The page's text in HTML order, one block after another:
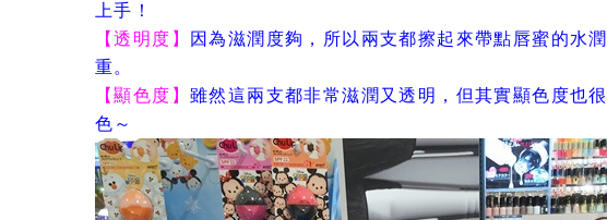
上手！
【透明度】
因為滋潤度夠，所以兩支都擦起來帶點唇蜜的水
重。
【顯色度】 雖然這兩支都非常滋潤又透明，但其實顯色度也
色～